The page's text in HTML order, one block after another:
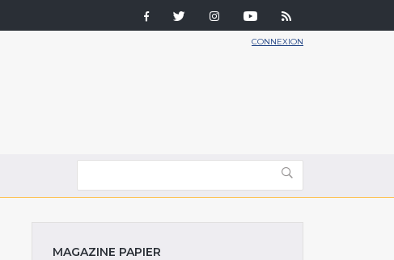
CONNEXION
MAGAZINE PAPIER